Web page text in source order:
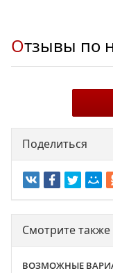
Отзывы по
Поделиться
Смотрите также
ВОЗМОЖНЫЕ